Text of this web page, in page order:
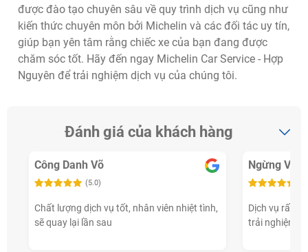
được đào tạo chuyên sâu về quy trình dịch vụ cũng như
kiến thức chuyên môn bởi Michelin và các đối tác uy tín,
giúp bạn yên tâm rằng chiếc xe của bạn đang được
chăm sóc tốt. Hãy đến ngay Michelin Car Service - Hợp
Nguyên để trải nghiệm dịch vụ của chúng tôi.
Đánh giá của khách hàng
Công Danh Võ
(5.0)
Chất lượng dịch vụ tốt, nhân viên nhiệt tình,
sẽ quay lại lần sau
Ngừng Văn
Dịch vụ rất
trải nghiệm